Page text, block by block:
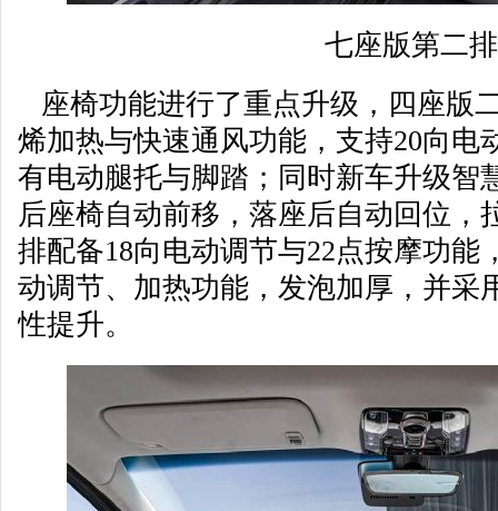
七座版第二排
座椅功能进行了重点升级，四座版
烯加热与快速通风功能，支持20向电
有电动腿托与脚踏；同时新车升级智
后座椅自动前移，落座后自动回位，
排配备18向电动调节与22点按摩功能
动调节、加热功能，发泡加厚，并采
性提升。